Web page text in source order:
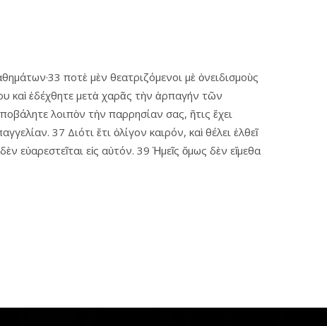
ποτὲ μὲν θεατριζόμενοι μὲ ὀνειδισμοὺς
καὶ ἐδέχθητε μετὰ χαρᾶς τὴν ἁρπαγήν τῶν
λοιπὸν τὴν παρρησίαν σας, ἥτις ἔχει
37 Διότι ἔτι ὀλίγον καιρόν, καὶ θέλει ἐλθεῖ
εὐαρεστεῖται εἰς αὐτόν. 39 Ἡμεῖς ὅμως δὲν εἴμεθα